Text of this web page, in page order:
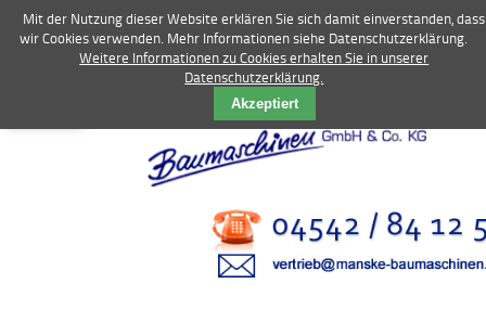
Bagger
Mit der Nutzung dieser Website erklären Sie sich damit einverstanden, dass
wir Cookies verwenden. Mehr Informationen siehe Datenschutzerklärung.
Weitere Informationen zu Cookies erhalten Sie in unserer
Datenschutzerklärung.
Akzeptiert